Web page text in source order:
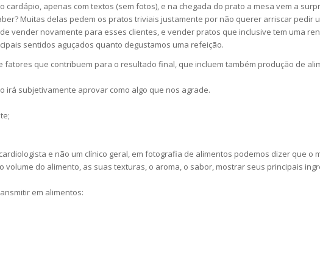
apenas com textos (sem fotos), e na chegada do prato a mesa vem a
Muitas delas pedem os pratos triviais justamente por não querer arriscar pedir
vender novamente para esses clientes, e vender pratos que inclusive tem uma
sentidos aguçados quanto degustamos uma refeição.
que contribuem para o resultado final, que incluem também produção de
irá subjetivamente aprovar como algo que nos agrade.
e não um clínico geral, em fotografia de alimentos podemos dizer que o
do alimento, as suas texturas, o aroma, o sabor, mostrar seus principais
em alimentos: